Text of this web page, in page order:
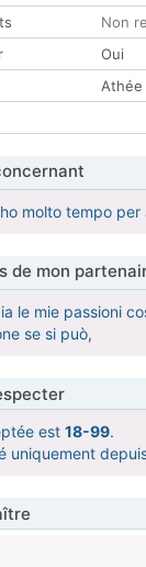
Non
Oui
Athée
molto tempo per
de mon
le mie passioni
se si può,
est 18-99.
uniquement